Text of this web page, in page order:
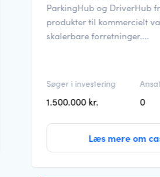
ParkingHub og DriverHub
produkter til kommercielt
skalerbare forretninger....
Søger i investering
1.500.000 kr. 0
Læs mere om